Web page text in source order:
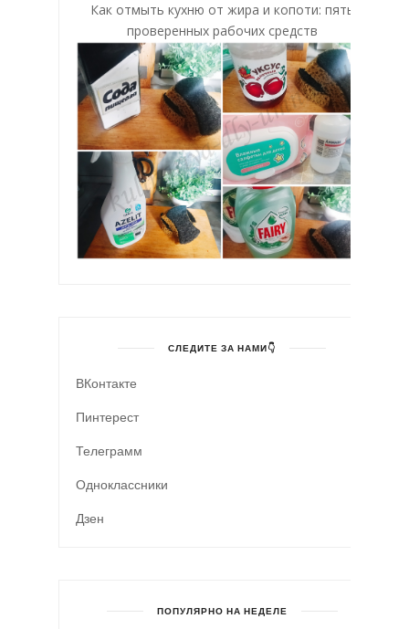
Как отмыть кухню от жира и копоти: пять
проверенных рабочих средств
СЛЕДИТЕ ЗА НАМИ👇
ВКонтакте
Пинтерест
Телеграмм
Одноклассники
Дзен
ПОПУЛЯРНО НА НЕДЕЛЕ